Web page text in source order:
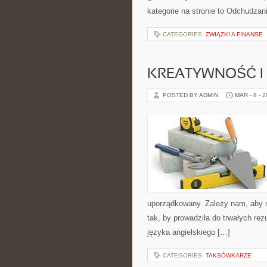
kategorie na stronie to
CATEGORIES: ZWIĄZKI A FINANSE
KREATYWNOŚĆ
POSTED BY ADMIN MAR - 8 -
uporządkowany. Zależy nam, aby
tak, by prowadziła do trwałych
języka angielskiego […]
CATEGORIES: TAKSÓWKARZE